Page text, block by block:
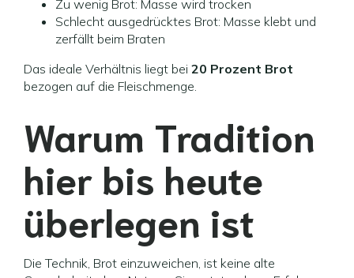
Zu wenig Brot: Masse wird trocken
Schlecht ausgedrücktes Brot: Masse klebt und
zerfällt beim Braten
Das ideale Verhältnis liegt bei 20 Prozent Brot
bezogen auf die Fleischmenge.
Warum Tradition
hier bis heute
überlegen ist
Die Technik, Brot einzuweichen, ist keine alte